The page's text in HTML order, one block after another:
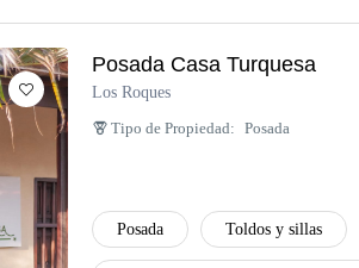
Posada Casa Turquesa
Los Roques
Tipo de Propiedad: Posada
Posada Toldos y sillas